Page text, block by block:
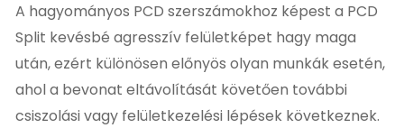
A hagyományos PCD szerszámokhoz képest a PCD
Split kevésbé agresszív felületképet hagy maga
után, ezért különösen előnyös olyan munkák esetén,
ahol a bevonat eltávolítását követően további
csiszolási vagy felületkezelési lépések következnek.